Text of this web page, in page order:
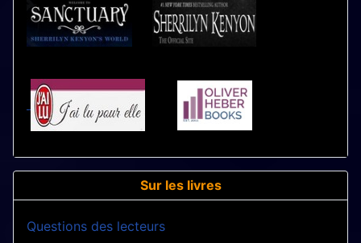
Sur les livres
Questions des lecteurs